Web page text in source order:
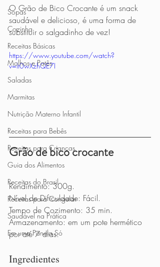
Sopas
Cozinha
Receitas Básicas
Molhos e Patês
Saladas
Marmitas
Nutrição Materno Infantil
Receitas para Bebês
Receitas para Crianças
Guia dos Alimentos
Receitas do Brasil
Receitas para Congelar
Saudável na Prática
Em uma Panela Só
O Grão de Bico Crocante é um snack
saudável e delicioso, é uma forma de
substituir o salgadinho de vez!
https://www.youtube.com/watch?
v=lt0wXzhQE7I
Grão de bico crocante
Rendimento: 300g.
Nível de Dificuldade: Fácil.
Tempo de Cozimento: 35 min.
Armazenamento: em um pote hermético
por até 7 dias.
Ingredientes